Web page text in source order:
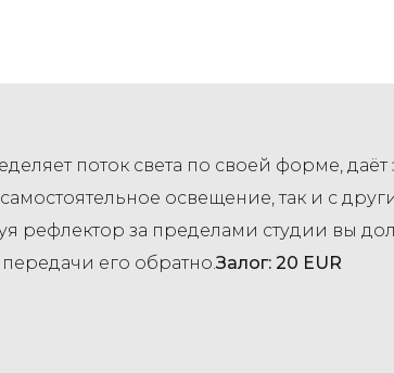
поток света по своей форме,
самостоятельное освещение, так и с
рефлектор за пределами студии вы
его обратно.Залог: 20 EUR